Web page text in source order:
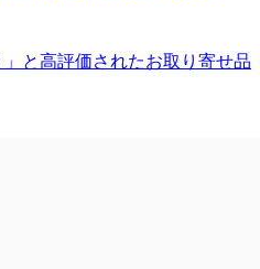
と高評価されたお取り寄せ品